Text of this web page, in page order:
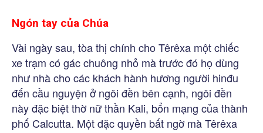
Ngón tay của Chúa
Vài ngày sau, tòa thị chính cho Têrêxa một chiếc
xe trạm có gác chuông nhỏ mà trước đó họ dùng
như nhà cho các khách hành hương người hinđu
đến cầu nguyện ở ngôi đền bên cạnh, ngôi đền
này đặc biệt thờ nữ thần Kali, bổn mạng của thành
phố Calcutta. Một đặc quyền bất ngờ mà Têrêxa